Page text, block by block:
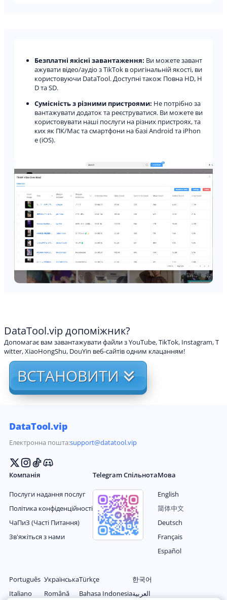
Безплатні якісні завантаження: Ви можете завант
ажувати відео/аудіо з TikTok в оригінальній якості, ви
користовуючи DataTool. Доступні також Повна HD, H
D та SD.
Сумісність з різними пристроями: Не потрібно за
вантажувати додаток та реєструватися. Ви можете ви
користовувати наші послуги на різних пристроях, та
ких як ПК/Mac та смартфони на базі Android та iPhon
e (iOS).
DataTool.vip допоміжник?
Допомагає вам завантажувати файли з YouTube, TikTok, Instagram, T
witter, XiaoHongShu, DouYin веб-сайтів одним клацанням!
ВСТАНОВИТИ
DataTool.vip
Електронна пошта:support@datatool.vip
Компанія
Послуги надання послуг
Політика конфіденційності
ЧаПиЗ (Часті Питання)
Зв'яжіться з нами
Telegram СпільнотаМова
English
简体中文
Deutsch
Français
Español
Português
Italiano
Українська
Română
Türkçe
Bahasa Indonesia
한국어
العربية